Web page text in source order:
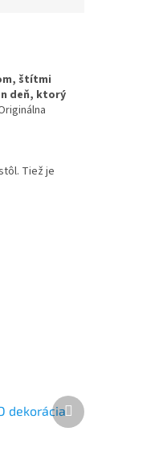
štítmi
deň, ktorý
Tiež je
dekorácia
Ďalší
produkt